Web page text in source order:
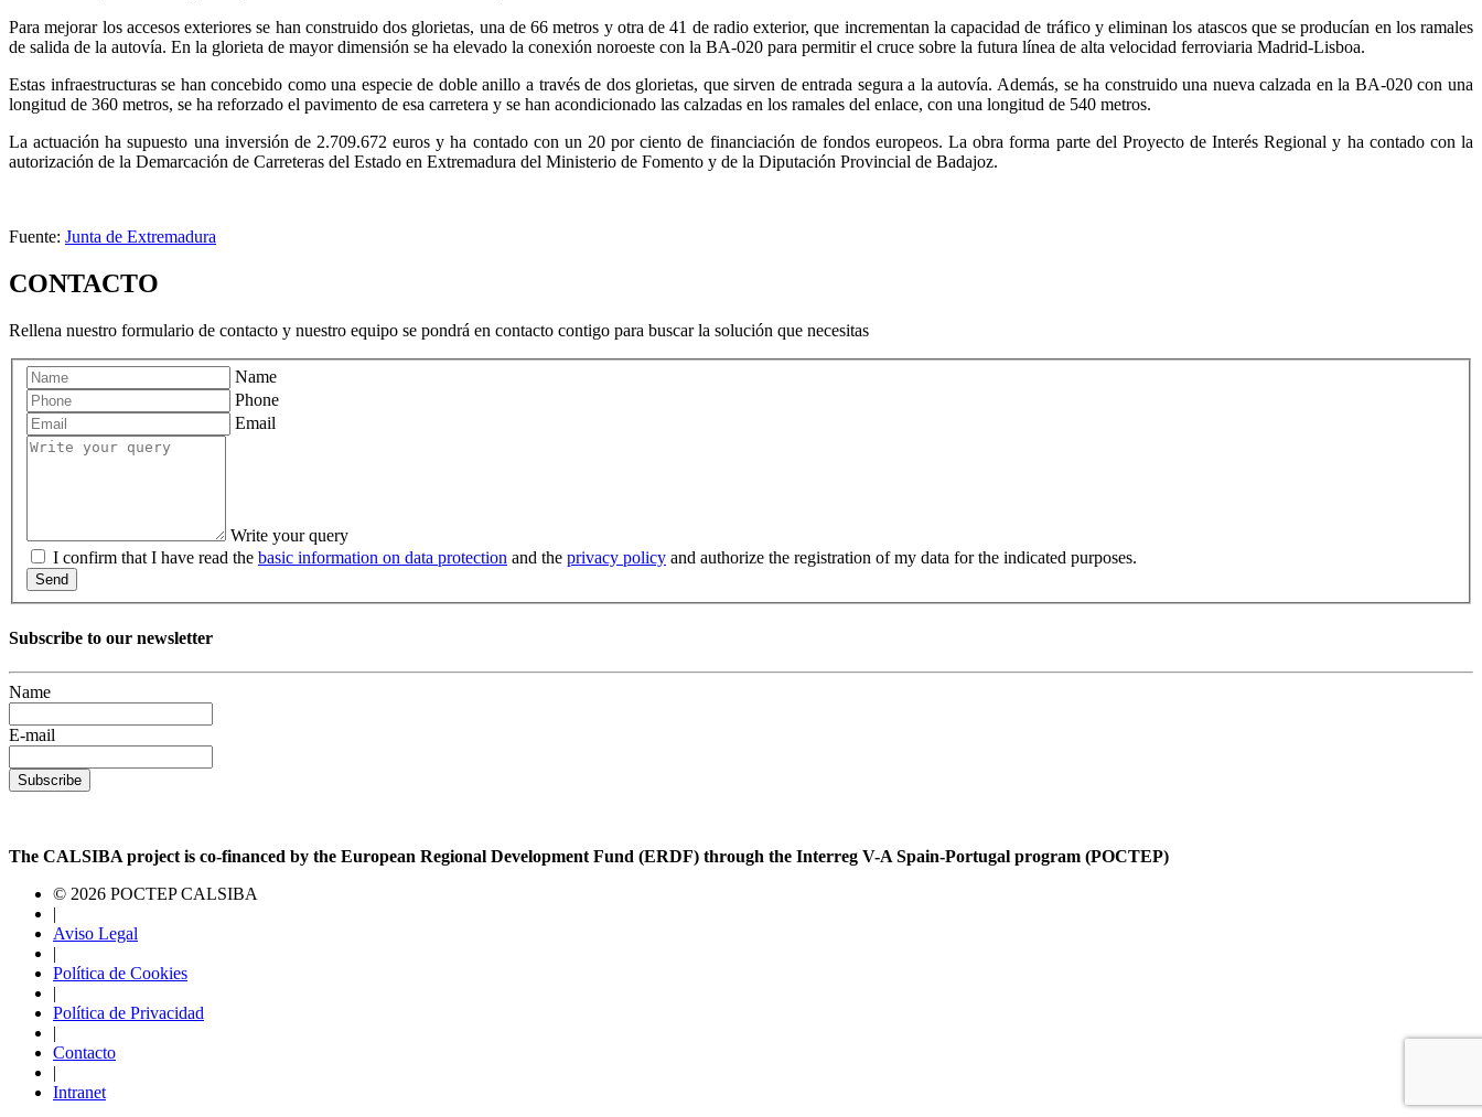
Para mejorar los accesos exteriores se han construido dos glorietas, una de 66 metros y otra de 41 de radio exterior, que incrementan la capacidad de tráfico y eliminan los atascos que se producían en los ramales
de salida de la autovía. En la glorieta de mayor dimensión se ha elevado la conexión noroeste con la BA-020 para permitir el cruce sobre la futura línea de alta velocidad ferroviaria Madrid-Lisboa.
Estas infraestructuras se han concebido como una especie de doble anillo a través de dos glorietas, que sirven de entrada segura a la autovía. Además, se ha construido una nueva calzada en la BA-020 con una
longitud de 360 metros, se ha reforzado el pavimento de esa carretera y se han acondicionado las calzadas en los ramales del enlace, con una longitud de 540 metros.
La actuación ha supuesto una inversión de 2.709.672 euros y ha contado con un 20 por ciento de financiación de fondos europeos. La obra forma parte del Proyecto de Interés Regional y ha contado con la
autorización de la Demarcación de Carreteras del Estado en Extremadura del Ministerio de Fomento y de la Diputación Provincial de Badajoz.
Fuente: Junta de Extremadura
CONTACTO
Rellena nuestro formulario de contacto y nuestro equipo se pondrá en contacto contigo para buscar la solución que necesitas
Name
Phone
Email
Write your query
I confirm that I have read the basic information on data protection and the privacy policy and authorize the registration of my data for the indicated purposes.
Send
Subscribe to our newsletter
Name
E-mail
Subscribe
The CALSIBA project is co-financed by the European Regional Development Fund (ERDF) through the Interreg V-A Spain-Portugal program (POCTEP)
© 2026 POCTEP CALSIBA
|
Aviso Legal
|
Política de Cookies
|
Política de Privacidad
|
Contacto
|
Intranet